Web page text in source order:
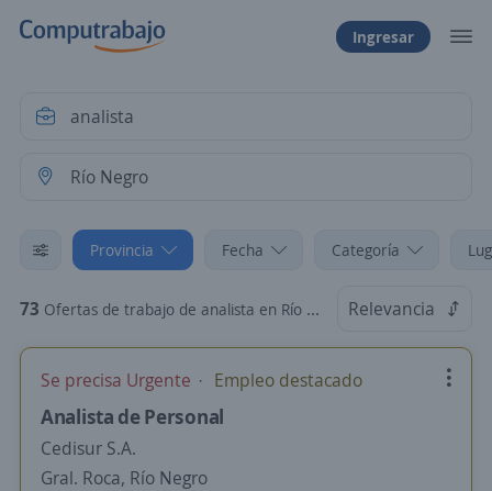
Ingresar
Provincia Fecha Categoría
73 Ofertas de trabajo de analista en Río Negro Relevancia
Se precisa Urgente Empleo destacado
Analista de Personal
Cedisur S.A.
Gral. Roca, Río Negro